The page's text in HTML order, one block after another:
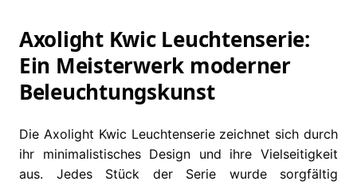
Axolight Kwic Leuchtenserie:
Ein Meisterwerk moderner
Beleuchtungskunst
Die Axolight Kwic Leuchtenserie zeichnet sich durch
ihr minimalistisches Design und ihre Vielseitigkeit
aus. Jedes Stück der Serie wurde sorgfältig